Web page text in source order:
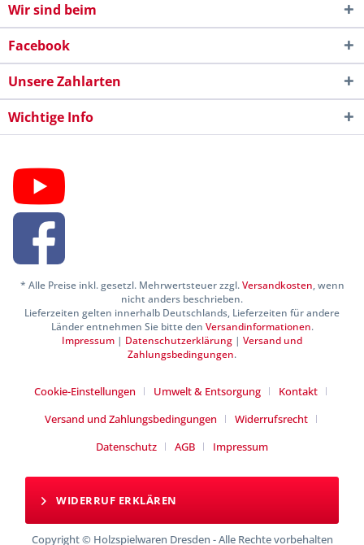
Wir sind beim
Facebook
Unsere Zahlarten
Wichtige Info
* Alle Preise inkl. gesetzl. Mehrwertsteuer zzgl.Versandkosten, wenn
nicht anders beschrieben.
Lieferzeiten gelten innerhalb Deutschlands, Lieferzeiten für andere
Länder entnehmen Sie bitte den Versandinformationen.
Impressum | Datenschutzerklärung | Versand und
Zahlungsbedingungen.
Cookie-Einstellungen Umwelt & Entsorgung
Kontakt
Versand und Zahlungsbedingungen
Widerrufsrecht
Datenschutz
AGB Impressum
WIDERRUF ERKLÄREN
Copyright © Holzspielwaren Dresden - Alle Rechte vorbehalten